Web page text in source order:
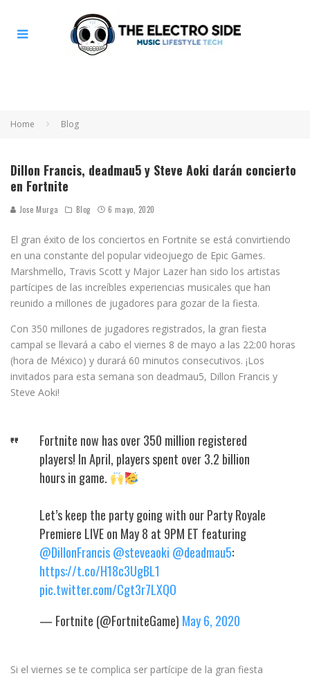
Home Blog
Dillon Francis, deadmau5 y Steve Aoki darán concierto
en Fortnite
Jose Murga Blog 6 mayo, 2020
El gran éxito de los conciertos en Fortnite se está convirtiendo
en una constante del popular videojuego de Epic Games.
Marshmello, Travis Scott y Major Lazer han sido los artistas
partícipes de las increíbles experiencias musicales que han
reunido a millones de jugadores para gozar de la fiesta.
Con 350 millones de jugadores registrados, la gran fiesta
campal se llevará a cabo el viernes 8 de mayo a las 22:00 horas
(hora de México) y durará 60 minutos consecutivos. ¡Los
invitados para esta semana son deadmau5, Dillon Francis y
Steve Aoki!
Fortnite now has over 350 million registered
players! In April, players spent over 3.2 billion
hours in game.
Let’s keep the party going with our Party Royale
Premiere LIVE on May 8 at 9PM ET featuring
@DillonFrancis @steveaoki @deadmau5:
https://t.co/H18c3UgBL1
pic.twitter.com/Cgt3r7LXQO
— Fortnite (@FortniteGame) May 6, 2020
Si el viernes se te complica ser partícipe de la gran fiesta